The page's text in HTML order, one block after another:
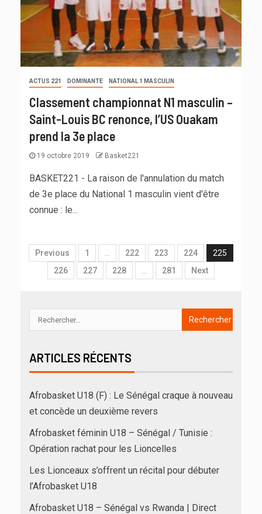
ACTUS 221 DOMINANTE NATIONAL 1 MASCULIN
Classement championnat N1 masculin –
Saint-Louis BC renonce, l’US Ouakam
prend la 3e place
19 octobre 2019 Basket221
BASKET221 - La raison de l'annulation du match
de 3e place du National 1 masculin vient d'être
connue : le...
Previous 1 … 222 223 224
225
226
227 228 … 281 Next
ARTICLES RÉCENTS
Afrobasket U18 (F) : Le Sénégal craque à nouveau
et concède un deuxième revers
Afrobasket féminin U18 – Sénégal / Tunisie :
Opération rachat pour les Lioncelles
Les Lionceaux s’offrent un récital pour débuter
l’Afrobasket U18
Afrobasket U18 – Sénégal vs Rwanda | Direct